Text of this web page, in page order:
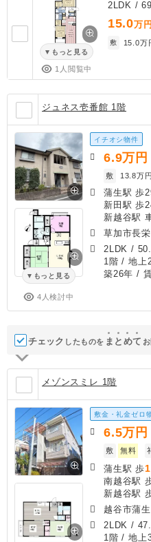
もっと見る
1人閲覧中
2LDK /
15.0万円
敷 15.0万
ジュネス壱番館 1階
もっと見る
4人検討中
イチオシ物件
6.9万円
敷
13.8万円
蒲生駅 歩
新田駅 歩
新越谷駅
草加市長栄
2LDK /
1階 / 地上
築26年 /
チェック したものを ま と めて
メゾンスミレ 1階
敷金・礼金ゼロ
6.5万円
敷
無料
蒲生駅 歩
南越谷駅
新越谷駅
越谷市蒲
2LDK /
1階 / 地上